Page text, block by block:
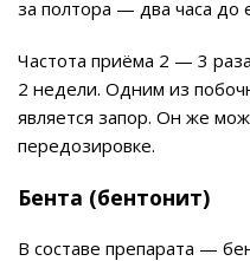
за полтора — два часа до
Частота приёма 2 — 3
2 недели. Одним из
является запор. Он же
передозировке.
Бента (бентонит)
В составе препарата —